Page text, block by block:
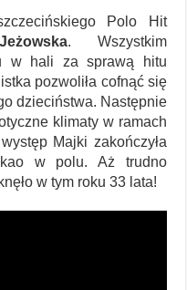
Polo Hit
. Wszystkim
w hali za sprawą hitu
pozwoliła cofnąć się
dzieciństwa. Następnie
klimaty w ramach
Majki zakończyła
w polu. Aż trudno
w tym roku 33 lata!